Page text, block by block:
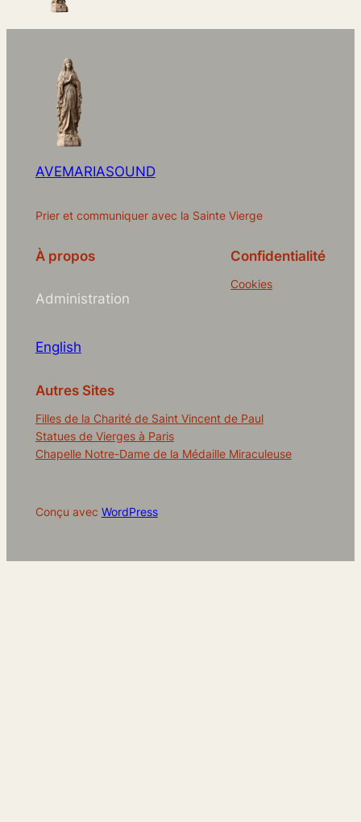
AVEMARIASOUND
Prier et communiquer avec la Sainte Vierge
À propos
Administration
English
Confidentialité
Cookies
Autres Sites
Filles de la Charité de Saint Vincent de Paul
Statues de Vierges à Paris
Chapelle Notre-Dame de la Médaille Miraculeuse
Conçu avec WordPress